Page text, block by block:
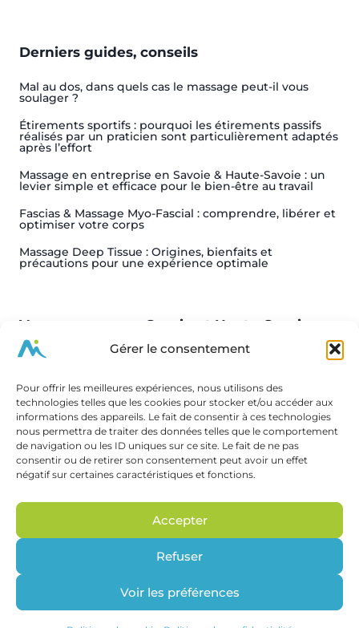
Gérer le consentement
Pour offrir les meilleures expériences, nous utilisons des
technologies telles que les cookies pour stocker et/ou accéder aux
informations des appareils. Le fait de consentir à ces technologies
nous permettra de traiter des données telles que le comportement
de navigation ou les ID uniques sur ce site. Le fait de ne pas
consentir ou de retirer son consentement peut avoir un effet
négatif sur certaines caractéristiques et fonctions.
Accepter
Refuser
Voir les préférences
Derniers guides, conseils
Mal au dos, dans quels cas le massage peut-il vous
soulager ?
Étirements sportifs : pourquoi les étirements passifs
réalisés par un praticien sont particulièrement adaptés
après l’effort
Massage en entreprise en Savoie & Haute-Savoie : un
levier simple et efficace pour le bien-être au travail
Fascias & Massage Myo-Fascial : comprendre, libérer et
optimiser votre corps
Massage Deep Tissue : Origines, bienfaits et
précautions pour une expérience optimale
Vos massages en Savoie et Haute-Savoie
Vos massages à Chambéry
Vos massages à Annecy
Vos massages à Rumilly
Vos massages en Savoie
à une consultation médicale ou à des séances
Cette complémentarité peut être recommandée.
© 2026 PM Massages - Sportifs et Bien-être |
| Site réalisé à Aix-les-Bains parRG Stratégie & Création